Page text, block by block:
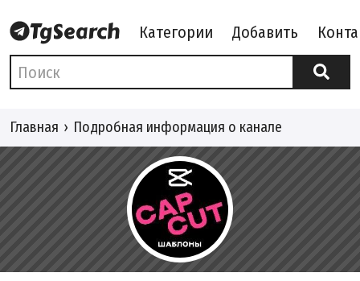
Категории Добавить
Главная Подробная информация о канале